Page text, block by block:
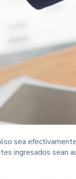
sea
ingresados sean